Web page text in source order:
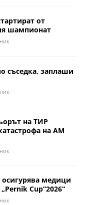
от
шампионат
съседка, заплаши
на ТИР
на АМ
медици
Cup”2026“